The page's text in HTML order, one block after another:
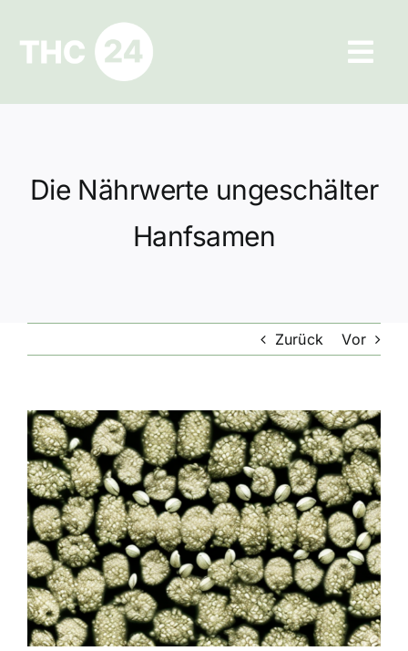
springen
Ratgeber
Die Nährwerte ungeschälter
Hanfsamen
Zurück Vor
Zeige
grösseres
Bild